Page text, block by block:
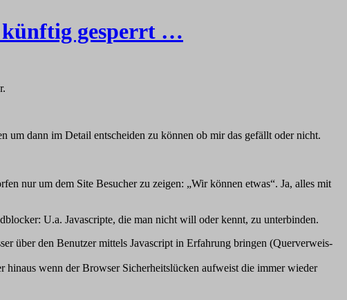
künftig gesperrt …
um dann im Detail entscheiden zu können ob mir das gefällt oder nicht.
nur um dem Site Besucher zu zeigen: „Wir können etwas“. Ja, alles mit
U.a. Javascripte, die man nicht will oder kennt, zu unterbinden.
über den Benutzer mittels Javascript in Erfahrung bringen (Querverweis-
wenn der Browser Sicherheitslücken aufweist die immer wieder